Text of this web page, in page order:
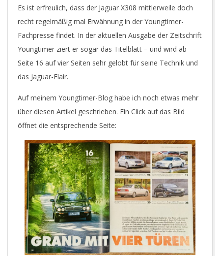
Es ist erfreulich, dass der Jaguar X308 mittlerweile doch
recht regelmäßig mal Erwähnung in der Youngtimer-
Fachpresse findet. In der aktuellen Ausgabe der Zeitschrift
Youngtimer ziert er sogar das Titelblatt – und wird ab
Seite 16 auf vier Seiten sehr gelobt für seine Technik und
das Jaguar-Flair.
Auf meinem Youngtimer-Blog habe ich noch etwas mehr
über diesen Artikel geschrieben. Ein Click auf das Bild
öffnet die entsprechende Seite: